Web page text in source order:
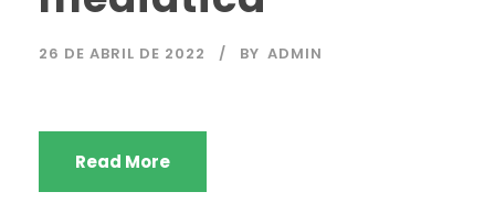
26 DE ABRIL DE 2022 BY ADMIN
Read More